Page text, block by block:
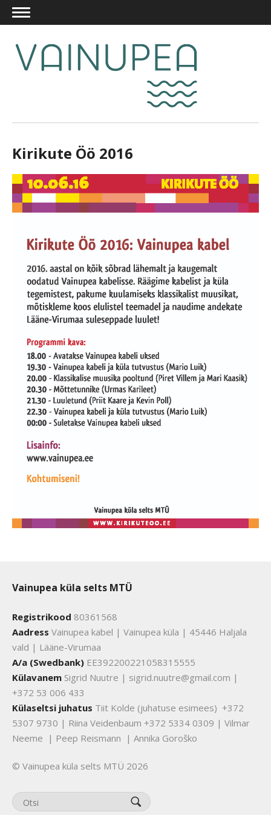
Kirikute Öö 2016
Vainupea küla selts MTÜ
Registrikood 80361568
Aadress Vainupea kabel | Vainupea küla | 45446 Haljala
vald | Lääne-Virumaa
A/a (Swedbank) EE392200221058315555
Külavanem Sigrid Nuutre | sigrid.nuutre@gmail.com |
+372 53 006 433
Külaseltsi juhatus Tiit Kolde (juhatuse esimees) +372
5307 9730 | Riina Veidenbaum +372 5334 0309 | Vilmar
Neeme | Peep Reismann | Annika Goroško
© Vainupea küla selts MTÜ 2026